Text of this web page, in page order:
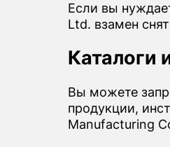
Если вы
Ltd. взамен
Каталоги
Вы можете
продукции,
Manufacturing